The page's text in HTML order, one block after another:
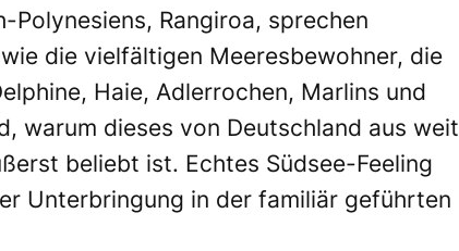
Polynesiens, Rangiroa, sprechen
die vielfältigen Meeresbewohner, die
Haie, Adlerrochen, Marlins und
warum dieses von Deutschland aus weit
beliebt ist. Echtes Südsee-Feeling
Unterbringung in der familiär geführten